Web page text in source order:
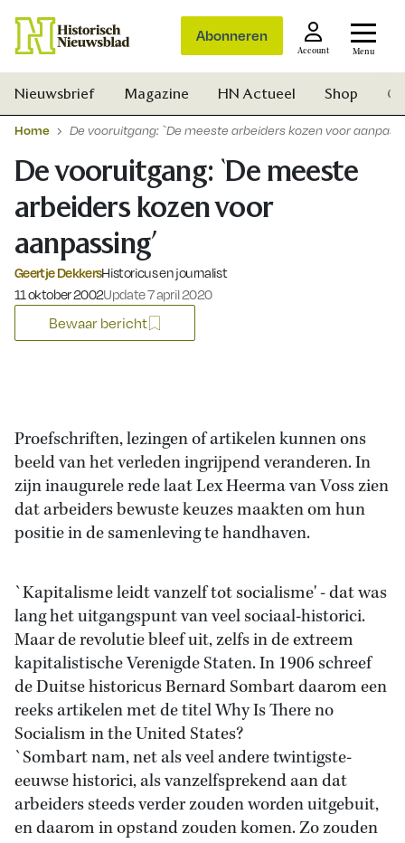
Abonneren
Account Menu
Nieuwsbrief Magazine HN Actueel Shop
Home De vooruitgang: `De meeste arbeiders kozen voor
De vooruitgang: `De meeste
arbeiders kozen voor
aanpassing’
Geertje DekkersHistoricus en journalist
Gepubliceerd op:
11 oktober 2002Update 7 april 2020
Bewaar bericht
Proefschriften, lezingen of artikelen kunnen ons
beeld van het verleden ingrijpend veranderen. In
zijn inaugurele rede laat Lex Heerma van Voss zien
dat arbeiders bewuste keuzes maakten om hun
positie in de samenleving te handhaven.
`Kapitalisme leidt vanzelf tot socialisme' - dat was
lang het uitgangspunt van veel sociaal-historici.
Maar de revolutie bleef uit, zelfs in de extreem
kapitalistische Verenigde Staten. In 1906 schreef
de Duitse historicus Bernard Sombart daarom een
reeks artikelen met de titel Why Is There no
Socialism in the United States?
`Sombart nam, net als veel andere twintigste-
eeuwse historici, als vanzelfsprekend aan dat
arbeiders steeds verder zouden worden uitgebuit,
en daarom in opstand zouden komen. Zo zouden